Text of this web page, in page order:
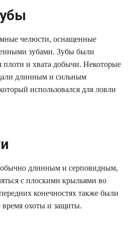
челюсти, оснащенные
зубами. Зубы были
плоти и хвата добычи. Некоторые
длинным и сильным
использовался для ловли
обычно длинным и серповидным,
с плоскими крыльями во
конечностях также были
охоты и защиты.